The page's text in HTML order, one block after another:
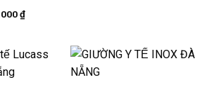
₫Giá
hiện
6.900.000 ₫.